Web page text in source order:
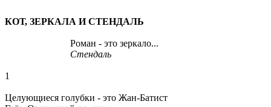
КОТ, ЗЕРКАЛА И СТЕНДАЛЬ
Роман - это зеркало...
Стендаль
1
Целующиеся голубки - это Жан-Батист